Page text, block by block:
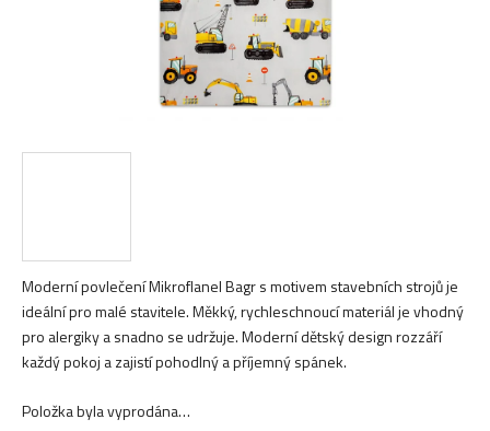
Moderní povlečení Mikroflanel Bagr s motivem stavebních strojů je
ideální pro malé stavitele. Měkký, rychleschnoucí materiál je vhodný
pro alergiky a snadno se udržuje. Moderní dětský design rozzáří
každý pokoj a zajistí pohodlný a příjemný spánek.
Položka byla vyprodána…